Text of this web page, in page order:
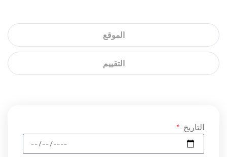
الموقع
التقييم
التاريخ